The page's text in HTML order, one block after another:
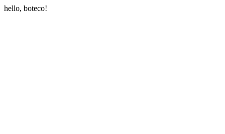
hello, boteco!